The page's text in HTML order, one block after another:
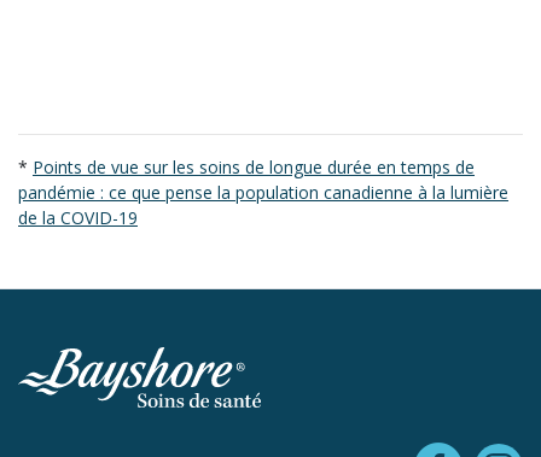
* Points de vue sur les soins de longue durée en temps de
pandémie : ce que pense la population canadienne à la lumière
de la COVID-19